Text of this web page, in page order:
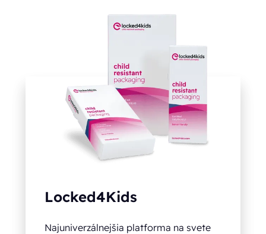
Locked4Kids
Najuniverzálnejšia platforma na svete